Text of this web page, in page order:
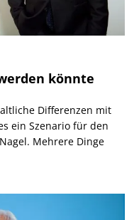
könnte
Differenzen mit
ein Szenario für den
Mehrere Dinge